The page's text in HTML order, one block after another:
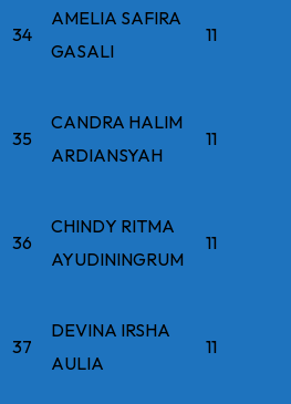
34
AMELIA SAFIRA
GASALI
11
35
CANDRA HALIM
ARDIANSYAH
11
36
CHINDY RITMA
AYUDININGRUM
11
37
DEVINA IRSHA
AULIA
11